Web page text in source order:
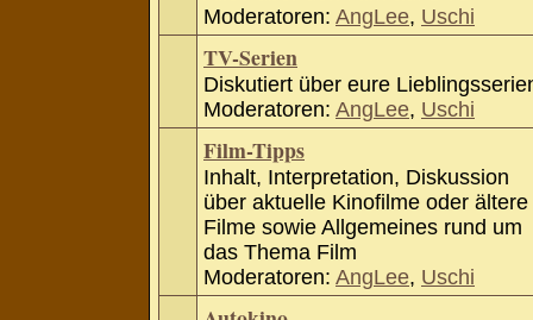
Moderatoren: AngLee, Uschi
TV-Serien
Diskutiert über eure
Moderatoren: AngLee, Uschi
Film-Tipps
Inhalt, Interpretation, Diskussion
über aktuelle Kinofilme oder ältere
Filme sowie Allgemeines rund um
das Thema Film
Moderatoren: AngLee, Uschi